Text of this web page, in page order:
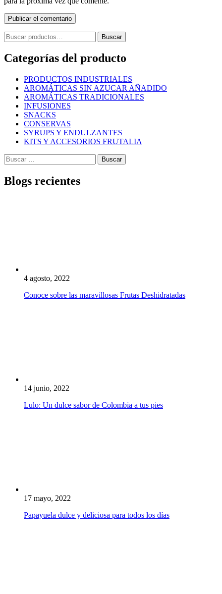
Publicar el comentario
Buscar
Categorías del producto
PRODUCTOS INDUSTRIALES
AROMÁTICAS SIN AZUCAR AÑADIDO
AROMÁTICAS TRADICIONALES
INFUSIONES
SNACKS
CONSERVAS
SYRUPS Y ENDULZANTES
KITS Y ACCESORIOS FRUTALIA
Blogs recientes
4 agosto, 2022
Conoce sobre las maravillosas Frutas Deshidratadas
14 junio, 2022
Lulo: Un dulce sabor de Colombia a tus pies
17 mayo, 2022
Papayuela dulce y deliciosa para todos los días